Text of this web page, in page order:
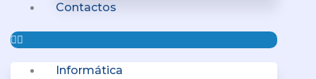
Contactos
Informática